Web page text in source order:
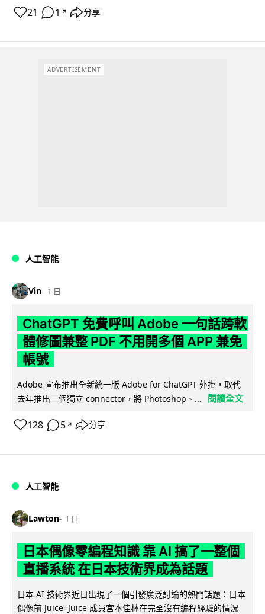
21 1 ↗ 分享
ADVERTISEMENT
人工智能
Vin 1 日
ChatGPT 免費呼叫 Adobe 一句話跨軟
體修圖兼整 PDF 不用開多個 APP 兼免
帳號
Adobe 宣布推出全新統一版 Adobe for ChatGPT 外掛，取代
去年推出三個獨立 connector，將 Photoshop、...
閱讀全文
128 5 ↗ 分享
人工智能
Lawton 1 日
日本偶像零編程知識 靠 AI 搞了一整個
直播系統 在日本技術界成為話題
日本 AI 技術界近日出現了一個引發廣泛討論的熱門話題：日本
偶像前 Juice=Juice 成員宮本佳林在完全沒有編程經驗的情況